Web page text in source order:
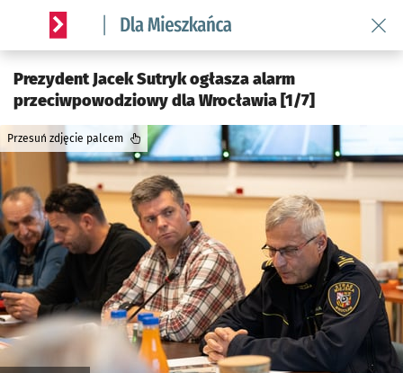
Serwis informacyjny wroclaw.pl podserwis: Dla mieszkańca
Prezydent Jacek Sutryk ogłasza alarm
przeciwpowodziowy dla Wrocławia [1/7]
Przesuń zdjęcie palcem